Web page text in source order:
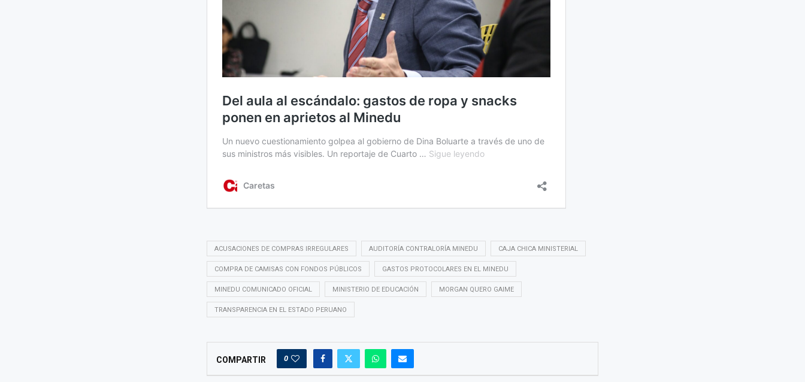
ACUSACIONES DE COMPRAS IRREGULARES AUDITORÍA CONTRALORÍA MINEDU CAJA CHICA MINISTERIAL
COMPRA DE CAMISAS CON FONDOS PÚBLICOS GASTOS PROTOCOLARES EN EL MINEDU
MINEDU COMUNICADO OFICIAL MINISTERIO DE EDUCACIÓN MORGAN QUERO GAIME
TRANSPARENCIA EN EL ESTADO PERUANO
COMPARTIR 0